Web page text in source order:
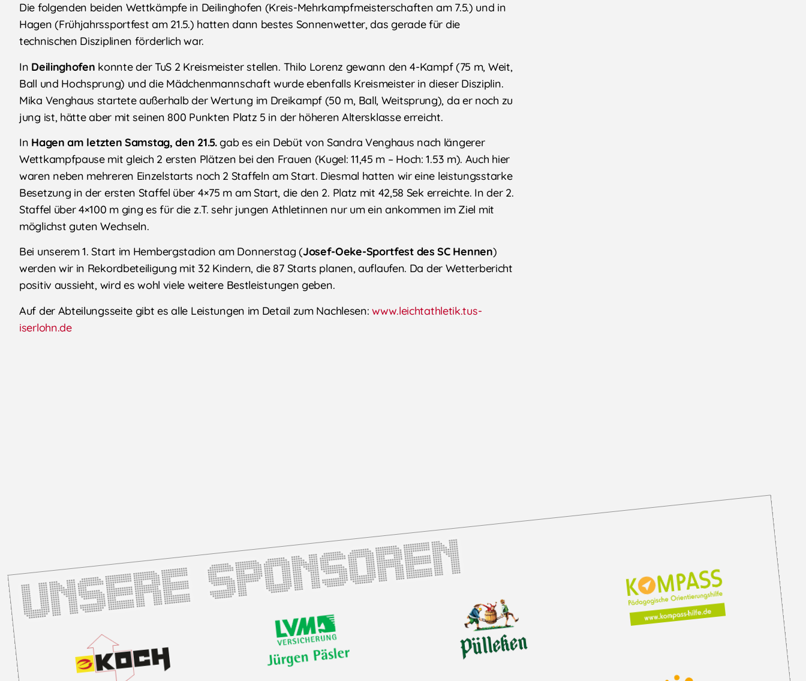
Die folgenden beiden Wettkämpfe in Deilinghofen (Kreis-Mehrkampfmeisterschaften am 7.5.) und in
Hagen (Frühjahrssportfest am 21.5.) hatten dann bestes Sonnenwetter, das gerade für die
technischen Disziplinen förderlich war.
In Deilinghofen konnte der TuS 2 Kreismeister stellen. Thilo Lorenz gewann den 4-Kampf (75 m, Weit,
Ball und Hochsprung) und die Mädchenmannschaft wurde ebenfalls Kreismeister in dieser Disziplin.
Mika Venghaus startete außerhalb der Wertung im Dreikampf (50 m, Ball, Weitsprung), da er noch zu
jung ist, hätte aber mit seinen 800 Punkten Platz 5 in der höheren Altersklasse erreicht.
In Hagen am letzten Samstag, den 21.5.gab es ein Debüt von Sandra Venghaus nach längerer
Wettkampfpause mit gleich 2 ersten Plätzen bei den Frauen (Kugel: 11,45 m – Hoch: 1.53 m). Auch hier
waren neben mehreren Einzelstarts noch 2 Staffeln am Start. Diesmal hatten wir eine leistungsstarke
Besetzung in der ersten Staffel über 4×75 m am Start, die den 2. Platz mit 42,58 Sek erreichte. In der 2.
Staffel über 4×100 m ging es für die z.T. sehr jungen Athletinnen nur um ein ankommen im Ziel mit
möglichst guten Wechseln.
Bei unserem 1. Start im Hembergstadion am Donnerstag (Josef-Oeke-Sportfest des SC Hennen)
werden wir in Rekordbeteiligung mit 32 Kindern, die 87 Starts planen, auflaufen. Da der Wetterbericht
positiv aussieht, wird es wohl viele weitere Bestleistungen geben.
Auf der Abteilungsseite gibt es alle Leistungen im Detail zum Nachlesen:www.leichtathletik.tus-
iserlohn.de
Unsere Sponsoren